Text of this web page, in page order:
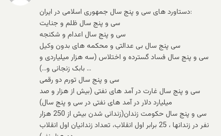
دستاورد های سی و پنج سال جمهوری اسلامی در ایران:
سی و پنج سال ظلم و جنایت
سی و پنج سال اعدام و شکنجه
سی پنج سال بی عدالتی و محکمه های بدون وکیل
سی و پنج سال فساد گسترده و اختلاس (سه هزار میلیاردی و
… بابک زنجانی و…)
سی و پنج سال تورم دو رقمی
سی و پنج سال غارت در آمد های نفتی (بیش از هزار و صد
میلیارد دلار در آمد های نفتی در سی و پنج سال)
سی و پنج سال حکومت زندان(زندانی شدن بیش از 250 هزار
نفر در زندانها ، 25 برابر اول انقلاب، تعداد زندانیان اول انقلاب